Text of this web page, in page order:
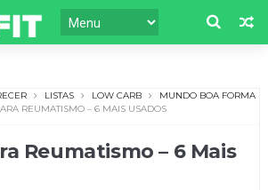
LISTAS LOW CARB
MUNDO BOA FORMA
REUMATISMO – 6 MAIS USADOS
Reumatismo – 6 Mais